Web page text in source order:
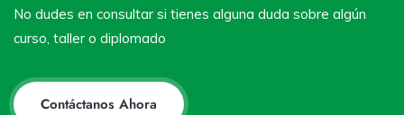
No dudes en consultar si tienes alguna duda sobre algún
curso, taller o diplomado
Contáctanos Ahora